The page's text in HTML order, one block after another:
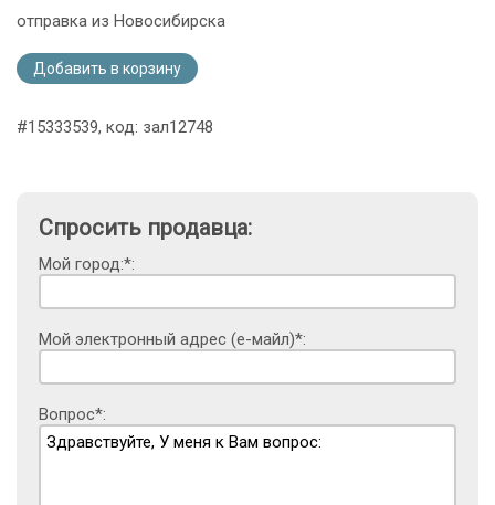
отправка из Новосибирска
Добавить в корзину
#15333539, код: зал12748
Спросить продавца:
Мой город:*:
Мой электронный адрес (е-майл)*:
Вопрос*: